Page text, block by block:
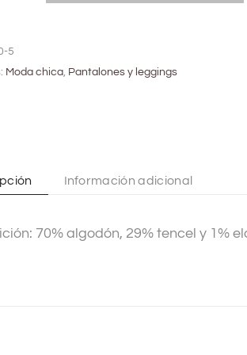
5
Moda chica, Pantalones y leggings
Información adicional
70% algodón, 29% tencel y 1%